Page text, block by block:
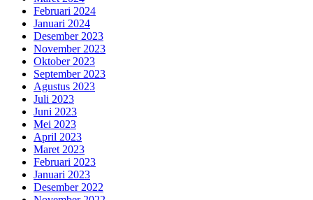
Februari 2024
Januari 2024
Desember 2023
November 2023
Oktober 2023
September 2023
Agustus 2023
Juli 2023
Juni 2023
Mei 2023
April 2023
Maret 2023
Februari 2023
Januari 2023
Desember 2022